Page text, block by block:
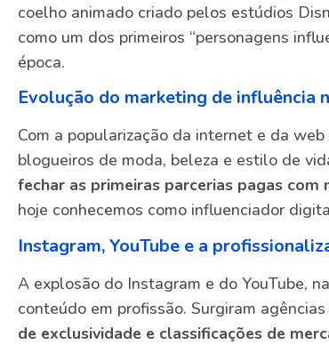
coelho animado criado pelos estúdios
como um dos primeiros “personagens
época.
Evolução do marketing de influência
Com a popularização da internet e da
blogueiros de moda, beleza e estilo de
fechar as primeiras parcerias pagas com
hoje conhecemos como influenciador
Instagram, YouTube e a
A explosão do Instagram e do YouTube,
conteúdo em profissão. Surgiram
de exclusividade e classificações de